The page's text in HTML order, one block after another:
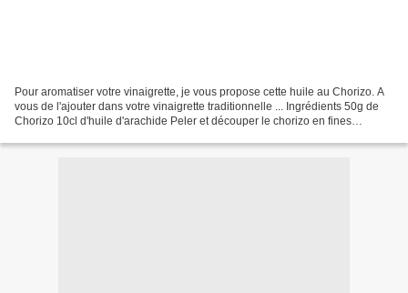
Pour aromatiser votre vinaigrette, je vous propose cette huile au Chorizo. A
vous de l'ajouter dans votre vinaigrette traditionnelle ... Ingrédients 50g de
Chorizo 10cl d'huile d'arachide Peler et découper le chorizo en fines